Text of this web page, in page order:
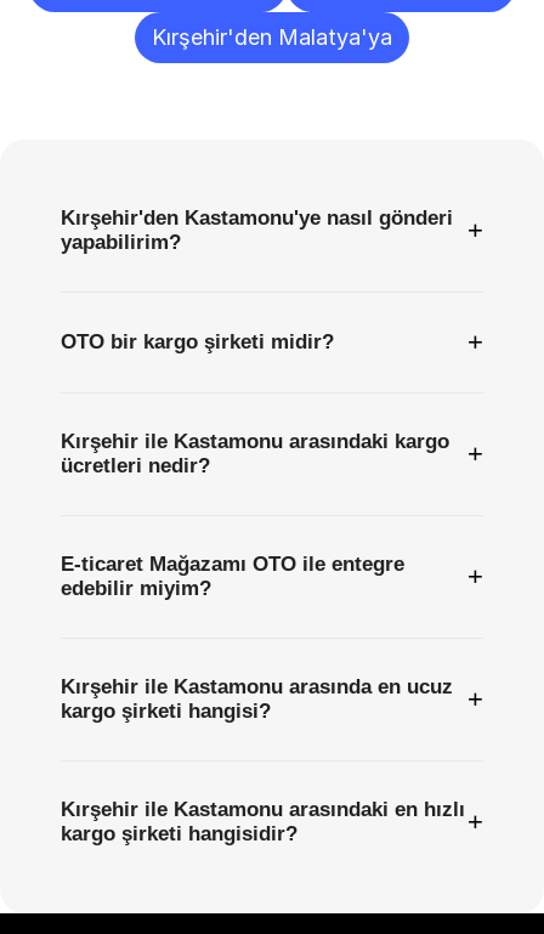
Kırşehir'den Malatya'ya
Kırşehir'den Kastamonu'ye nasıl gönderi
yapabilirim?
+
OTO bir kargo şirketi midir? +
Kırşehir ile Kastamonu arasındaki kargo
ücretleri nedir?
+
E-ticaret Mağazamı OTO ile entegre
edebilir miyim?
+
Kırşehir ile Kastamonu arasında en ucuz
kargo şirketi hangisi?
+
Kırşehir ile Kastamonu arasındaki en hızlı
kargo şirketi hangisidir?
+